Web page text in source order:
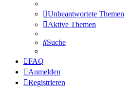
Unbeantwortete Themen
Aktive Themen
Suche
FAQ
Anmelden
Registrieren